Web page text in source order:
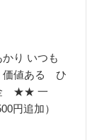
り いつも
価値ある ひ
★★ 一
円追加）